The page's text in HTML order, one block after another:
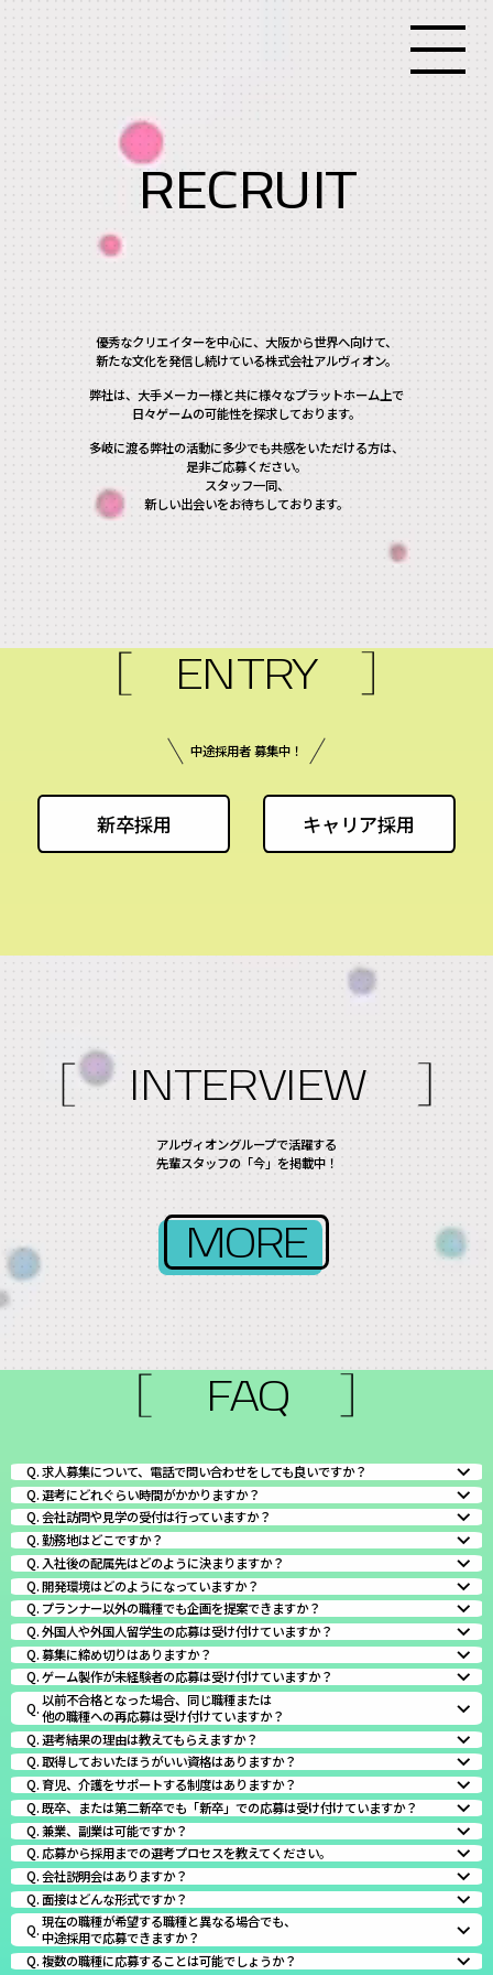
RECRUIT
優秀なクリエイターを中心に、大阪から世界へ向けて、
新たな文化を発信し続けている株式会社アルヴィオン。
弊社は、大手メーカー様と共に様々なプラットホーム上で
日々ゲームの可能性を探求しております。
多岐に渡る弊社の活動に多少でも共感をいただける方は、
是非ご応募ください。
スタッフ一同、
新しい出会いをお待ちしております。
ENTRY
中途採用者 募集中！
新卒採用 キャリア採用
INTERVIEW
アルヴィオングループで活躍する
先輩スタッフの「今」を掲載中！
MORE
FAQ
求人募集について、電話で問い合わせをしても良いですか？
選考にどれぐらい時間がかかりますか？
会社訪問や見学の受付は行っていますか？
勤務地はどこですか？
入社後の配属先はどのように決まりますか？
開発環境はどのようになっていますか？
プランナー以外の職種でも企画を提案できますか？
外国人や外国人留学生の応募は受け付けていますか？
募集に締め切りはありますか？
ゲーム製作が未経験者の応募は受け付けていますか？
以前不合格となった場合、同じ職種または
他の職種への再応募は受け付けていますか？
選考結果の理由は教えてもらえますか？
取得しておいたほうがいい資格はありますか？
育児、介護をサポートする制度はありますか？
既卒、または第二新卒でも「新卒」での応募は受け付けていますか？
兼業、副業は可能ですか？
応募から採用までの選考プロセスを教えてください。
会社説明会はありますか？
面接はどんな形式ですか？
現在の職種が希望する職種と異なる場合でも、
中途採用で応募できますか？
複数の職種に応募することは可能でしょうか？